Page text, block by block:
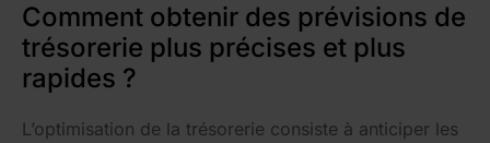
Comment obtenir des prévisions de
trésorerie plus précises et plus
rapides ?
L’optimisation de la trésorerie consiste à anticiper les